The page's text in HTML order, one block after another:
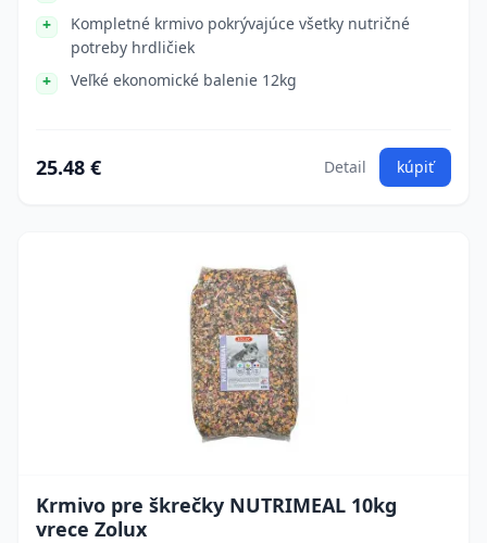
Kompletné krmivo pokrývajúce všetky nutričné
potreby hrdličiek
Veľké ekonomické balenie 12kg
25.48 € Detail kúpiť
Krmivo pre škrečky NUTRIMEAL 10kg
vrece Zolux